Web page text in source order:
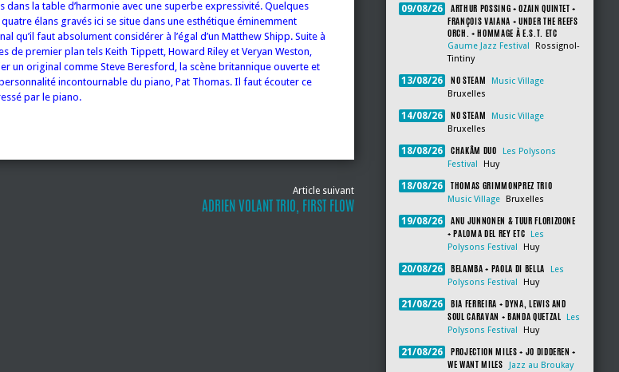
la table d’harmonie avec une superbe expressivité. Quelques
élans gravés ici se situe dans une esthétique éminemment
qu’il faut absolument considérer à l’égal d’un Matthew Shipp. Suite à
de premier plan tels Keith Tippett, Howard Riley et Veryan Weston,
un original comme Steve Beresford, la scène britannique ouverte et
incontournable du piano, Pat Thomas. Il faut écouter ce
par le piano.
Article suivant
ADRIEN VOLANT TRIO, FIRST FLOW
09/08/26
ARTHUR POSSING + OZAIN QUINTET +
FRANÇOIS VAIANA + UNDER THE REEFS
ORCH. + HOMMAGE À E.S.T. ETC
Gaume Jazz Festival
Rossignol-
Tintiny
13/08/26 NO STEAM
Music Village
Bruxelles
14/08/26 NO STEAM
Music Village
Bruxelles
18/08/26 CHAKÂM DUO
Les Polysons
Festival
Huy
18/08/26 THOMAS GRIMMONPREZ TRIO
Music Village Bruxelles
19/08/26
ANU JUNNONEN & TUUR FLORIZOONE
+ PALOMA DEL REY ETC
Les
Polysons Festival
Huy
20/08/26 BELAMBA + PAOLA DI BELLA
Les
Polysons Festival
Huy
21/08/26
BIA FERREIRA + DYNA, LEWIS AND
SOUL CARAVAN + BANDA QUETZAL
Les
Polysons Festival
Huy
21/08/26
PROJECTION MILES + JO DIDDEREN +
WE WANT MILES
Jazz au Broukay